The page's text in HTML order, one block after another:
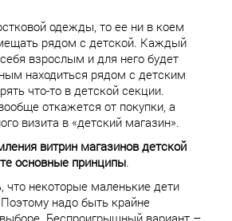
одежды, то ее ни в коем
рядом с детской. Каждый
взрослым и для него будет
находиться рядом с детским
что-то в детской секции.
откажется от покупки, а
визита в «детский магазин».
витрин магазинов детской
основные принципы.
что некоторые маленькие дети
надо быть крайне
Беспроигрышный вариант –